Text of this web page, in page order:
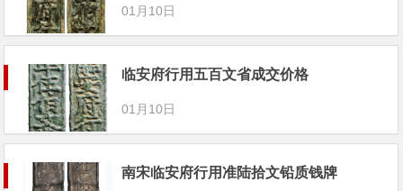
01月10日
临安府行用五百文省成交价格
01月10日
南宋临安府行用准陆拾文铅质钱牌